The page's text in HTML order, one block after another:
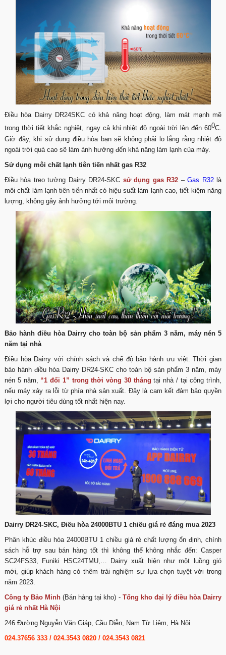
Điều hòa Dairry DR24SKC có khả năng hoạt động, làm mát mạnh mẽ
trong thời tiết khắc nghiệt, ngay cả khi nhiệt độ ngoài trời lên đến 600C.
Giờ đây, khi sử dụng điều hòa bạn sẽ không phải lo lắng rằng nhiệt độ
ngoài trời quá cao sẽ làm ảnh hưởng đến khả năng làm lạnh của máy.
Sử dụng môi chất lạnh tiên tiến nhất gas R32
Điều hòa treo tường Dairry DR24-SKC sử dụng gas R32 –Gas R32là
môi chất làm lạnh tiên tiến nhất có hiệu suất làm lạnh cao, tiết kiệm năng
lượng, không gây ảnh hưởng tới môi trường.
Bảo hành điều hòa Dairry cho toàn bộ sản phẩm 3 năm, máy nén 5
năm tại nhà
Điều hòa Dairry với chính sách và chế độ bảo hành ưu việt. Thời gian
bảo hành điều hòa Dairry DR24-SKC cho toàn bộ sản phẩm 3 năm, máy
nén 5 năm, “1 đổi 1” trong thời vòng 30 tháng tại nhà / tại công trình,
nếu máy xảy ra lỗi từ phía nhà sản xuất. Đây là cam kết đảm bảo quyền
lợi cho người tiêu dùng tốt nhất hiện nay.
Dairry DR24-SKC, Điều hòa 24000BTU 1 chiều giá rẻ đáng mua 2023
Phân khúc điều hòa 24000BTU 1 chiều giá rẻ chất lượng ổn định, chính
sách hỗ trợ sau bán hàng tốt thì không thể không nhắc đến: Casper
SC24FS33, Funiki HSC24TMU,… Dairry xuất hiện như một luồng gió
mới, giúp khách hàng có thêm trải nghiệm sự lựa chọn tuyệt vời trong
năm 2023.
Công ty Bảo Minh (Bán hàng tại kho) - Tổng kho đại lý điều hòa Dairry
giá rẻ nhất Hà Nội
246 Đường Nguyễn Văn Giáp, Cầu Diễn, Nam Từ Liêm, Hà Nội
024.37656 333 / 024.3543 0820 / 024.3543 0821